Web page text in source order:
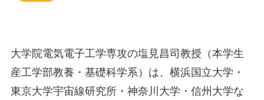
大学院電気電子工学専攻の塩見昌司教授（本学生
産工学部教養・基礎科学系）は、横浜国立大学・
東京大学宇宙線研究所・神奈川大学・信州大学な